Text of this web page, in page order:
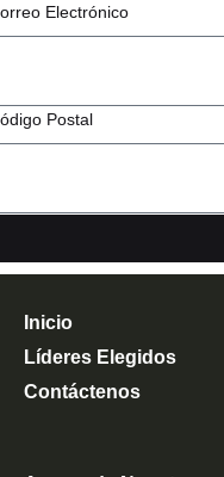
Electrónico
Postal
Inicio
Líderes Elegidos
Contáctenos